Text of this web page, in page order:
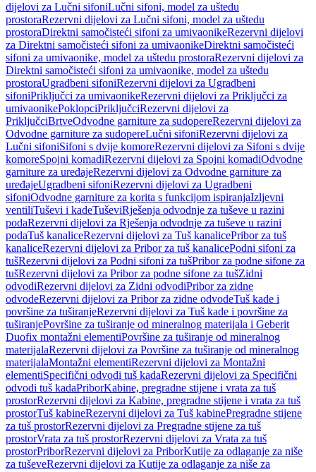
dijelovi za Lučni sifoniLučni sifoni, model za uštedu
prostoraRezervni dijelovi za Lučni sifoni, model za uštedu
prostoraDirektni samočisteći sifoni za umivaonikeRezervni dijelovi
za Direktni samočisteći sifoni za umivaonikeDirektni samočisteći
sifoni za umivaonike, model za uštedu prostoraRezervni dijelovi za
Direktni samočisteći sifoni za umivaonike, model za uštedu
prostoraUgradbeni sifoniRezervni dijelovi za Ugradbeni
sifoniPriključci za umivaonikeRezervni dijelovi za Priključci za
umivaonikePoklopciPriključciRezervni dijelovi za
PriključciBrtveOdvodne garniture za sudopereRezervni dijelovi za
Odvodne garniture za sudopereLučni sifoniRezervni dijelovi za
Lučni sifoniSifoni s dvije komoreRezervni dijelovi za Sifoni s dvije
komoreSpojni komadiRezervni dijelovi za Spojni komadiOdvodne
garniture za uređajeRezervni dijelovi za Odvodne garniture za
uređajeUgradbeni sifoniRezervni dijelovi za Ugradbeni
sifoniOdvodne garniture za korita s funkcijom ispiranjaIzljevni
ventiliTuševi i kadeTuševiRješenja odvodnje za tuševe u razini
podaRezervni dijelovi za Rješenja odvodnje za tuševe u razini
podaTuš kanaliceRezervni dijelovi za Tuš kanalicePribor za tuš
kanaliceRezervni dijelovi za Pribor za tuš kanalicePodni sifoni za
tušRezervni dijelovi za Podni sifoni za tušPribor za podne sifone za
tušRezervni dijelovi za Pribor za podne sifone za tušZidni
odvodiRezervni dijelovi za Zidni odvodiPribor za zidne
odvodeRezervni dijelovi za Pribor za zidne odvodeTuš kade i
površine za tuširanjeRezervni dijelovi za Tuš kade i površine za
tuširanjePovršine za tuširanje od mineralnog materijala i Geberit
Duofix montažni elementiPovršine za tuširanje od mineralnog
materijalaRezervni dijelovi za Površine za tuširanje od mineralnog
materijalaMontažni elementiRezervni dijelovi za Montažni
elementiSpecifični odvodi tuš kadaRezervni dijelovi za Specifični
odvodi tuš kadaPriborKabine, pregradne stijene i vrata za tuš
prostorRezervni dijelovi za Kabine, pregradne stijene i vrata za tuš
prostorTuš kabineRezervni dijelovi za Tuš kabinePregradne stijene
za tuš prostorRezervni dijelovi za Pregradne stijene za tuš
prostorVrata za tuš prostorRezervni dijelovi za Vrata za tuš
prostorPriborRezervni dijelovi za PriborKutije za odlaganje za niše
za tuševeRezervni dijelovi za Kutije za odlaganje za niše za